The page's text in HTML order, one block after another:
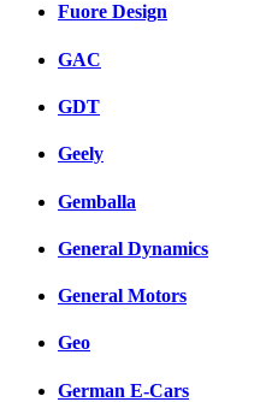
Fuore Design
GAC
GDT
Geely
Gemballa
General Dynamics
General Motors
Geo
German E-Cars